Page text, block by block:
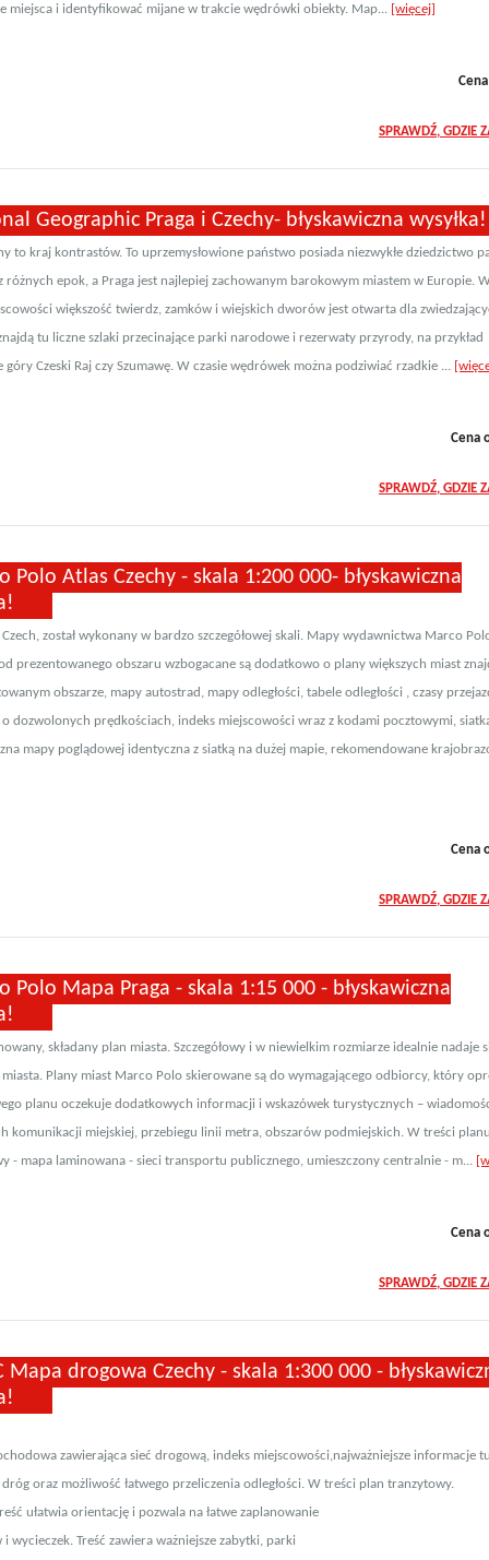
miejsca i identyfikować mijane w trakcie wędrówki obiekty. Map... [więcej]
SPRAWDŹ, GDZIE
Geographic Praga i Czechy- błyskawiczna wysyłka!
to kraj kontrastów. To uprzemysłowione państwo posiada niezwykłe dziedzictwo
różnych epok, a Praga jest najlepiej zachowanym barokowym miastem w Europie.
większość twierdz, zamków i wiejskich dworów jest otwarta dla
tu liczne szlaki przecinające parki narodowe i rezerwaty przyrody, na przykład
góry Czeski Raj czy Szumawę. W czasie wędrówek można podziwiać rzadkie ...
Cena
SPRAWDŹ, GDZIE
Polo Atlas Czechy - skala 1:200 000- błyskawiczna
został wykonany w bardzo szczegółowej skali. Mapy wydawnictwa Marco
prezentowanego obszaru wzbogacane są dodatkowo o plany większych miast
obszarze, mapy autostrad, mapy odległości, tabele odległości , czasy
dozwolonych prędkościach, indeks miejscowości wraz z kodami pocztowymi,
mapy poglądowej identyczna z siatką na dużej mapie, rekomendowane
Cena
SPRAWDŹ, GDZIE
Polo Mapa Praga - skala 1:15 000 - błyskawiczna
składany plan miasta. Szczegółowy i w niewielkim rozmiarze idealnie nadaje
miasta. Plany miast Marco Polo skierowane są do wymagającego odbiorcy, który
planu oczekuje dodatkowych informacji i wskazówek turystycznych –
komunikacji miejskiej, przebiegu linii metra, obszarów podmiejskich. W treści
- mapa laminowana - sieci transportu publicznego, umieszczony centralnie - m...
Cena
SPRAWDŹ, GDZIE
Mapa drogowa Czechy - skala 1:300 000 -
zawierająca sieć drogową, indeks miejscowości,najważniejsze informacje
oraz możliwość łatwego przeliczenia odległości. W treści plan tranzytowy.
ułatwia orientację i pozwala na łatwe zaplanowanie
i wycieczek. Treść zawiera ważniejsze zabytki, parki